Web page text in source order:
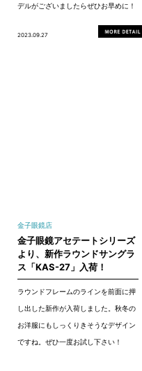
デルがございましたらぜひお早めに！
2023.09.27
金子眼鏡店
金子眼鏡アセテートシリーズ
より、新作ラウンドサングラ
ス「KAS-27」入荷！
ラウンドフレームのラインを前面に押
し出した新作が入荷しました。秋冬の
お洋服にもしっくりきそうなデザイン
ですね。ぜひ一度お試し下さい！